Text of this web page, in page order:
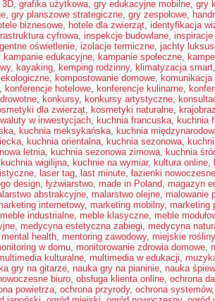
3D, grafika użytkowa, gry edukacyjne mobilne, gry
, gry planszowe strategiczne, gry zespołowe,
biznesowe, hotele dla zwierząt, identyfikacja
cyfrowa, inspekcje budowlane,
oświetlenie, izolacje termiczne, jachty
kampanie edukacyjne, kampanie społeczne,
, kayaking, kemping rodzinny, klimatyzacja smart
, kompostowanie domowe, komunikacja
, konferencje hotelowe, konferencje kulinarne,
, konkursy, konkursy artystyczne,
dla zwierząt, kosmetyki naturalne,
w inwestycjach, kuchnia francuska, kuchnia
, kuchnia meksykańska, kuchnia
, kuchnia orientalna, kuchnia sezonowa,
letnia, kuchnia sezonowa zimowa, kuchnia
kuchnia wigilijna, kuchnie na wymiar, kultura online,
, laser tag, last minute, łazienki nowoczesne
design, łyżwiarstwo, made in Poland, magazyn
abstrakcyjne, malarstwo olejne, malowanie
internetowy, marketing mobilny, marketing
meble industrialne, meble klasyczne, meble
, medycyna estetyczna zabiegi, medycyna
mental health, mentoring zawodowy, miejskie rośliny
w domu, monitorowanie zdrowia domowe,
kulturalne, multimedia w edukacji,
gry na gitarze, nauka gry na pianinie, nauka
biuro, obsługa klienta online, ochrona
powietrza, ochrona przyrody, ochrona systemów